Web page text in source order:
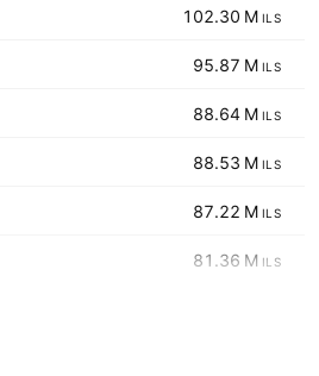
‪‪102.30 M‬‬ ILS
‪‪95.87 M‬‬ ILS
‪‪88.64 M‬‬ ILS
‪‪88.53 M‬‬ ILS
‪‪87.22 M‬‬ ILS
‪‪81.36 M‬‬ ILS